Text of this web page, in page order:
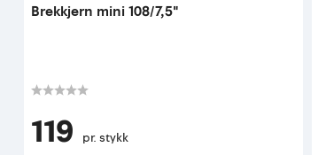
Brekkjern mini 108/7,5"
119 pr. stykk